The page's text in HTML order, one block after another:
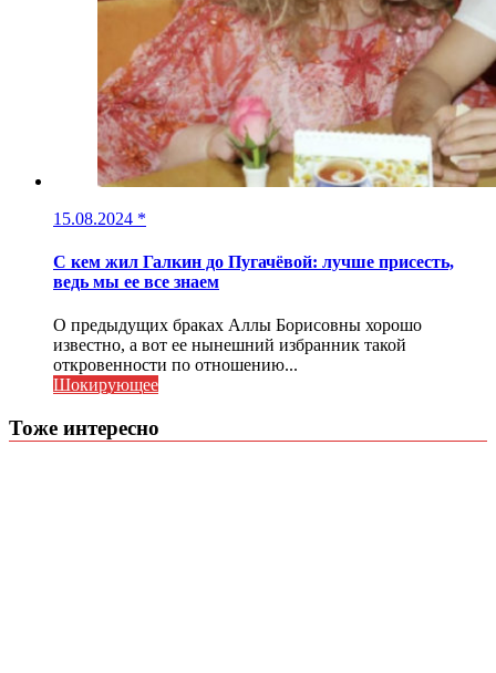
15.08.2024 *
С кем жил Галкин до Пугачёвой: лучше присесть,
ведь мы ее все знаем
О предыдущих браках Аллы Борисовны хорошо
известно, а вот ее нынешний избранник такой
откровенности по отношению...
Шокирующее
Тоже интересно